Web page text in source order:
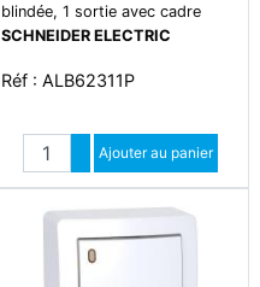
blindée, 1 sortie avec cadre
saillie, blanc polaire
SCHNEIDER ELECTRIC
Réf : ALB62311P
Quantité
Augmenter quantité
Diminuer quantité
Ajouter au panier